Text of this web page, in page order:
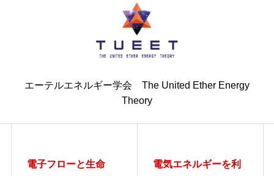
エーテルエネルギー学会 The United Ether Energy
Theory
電子フローと生命
電気エネルギーを利